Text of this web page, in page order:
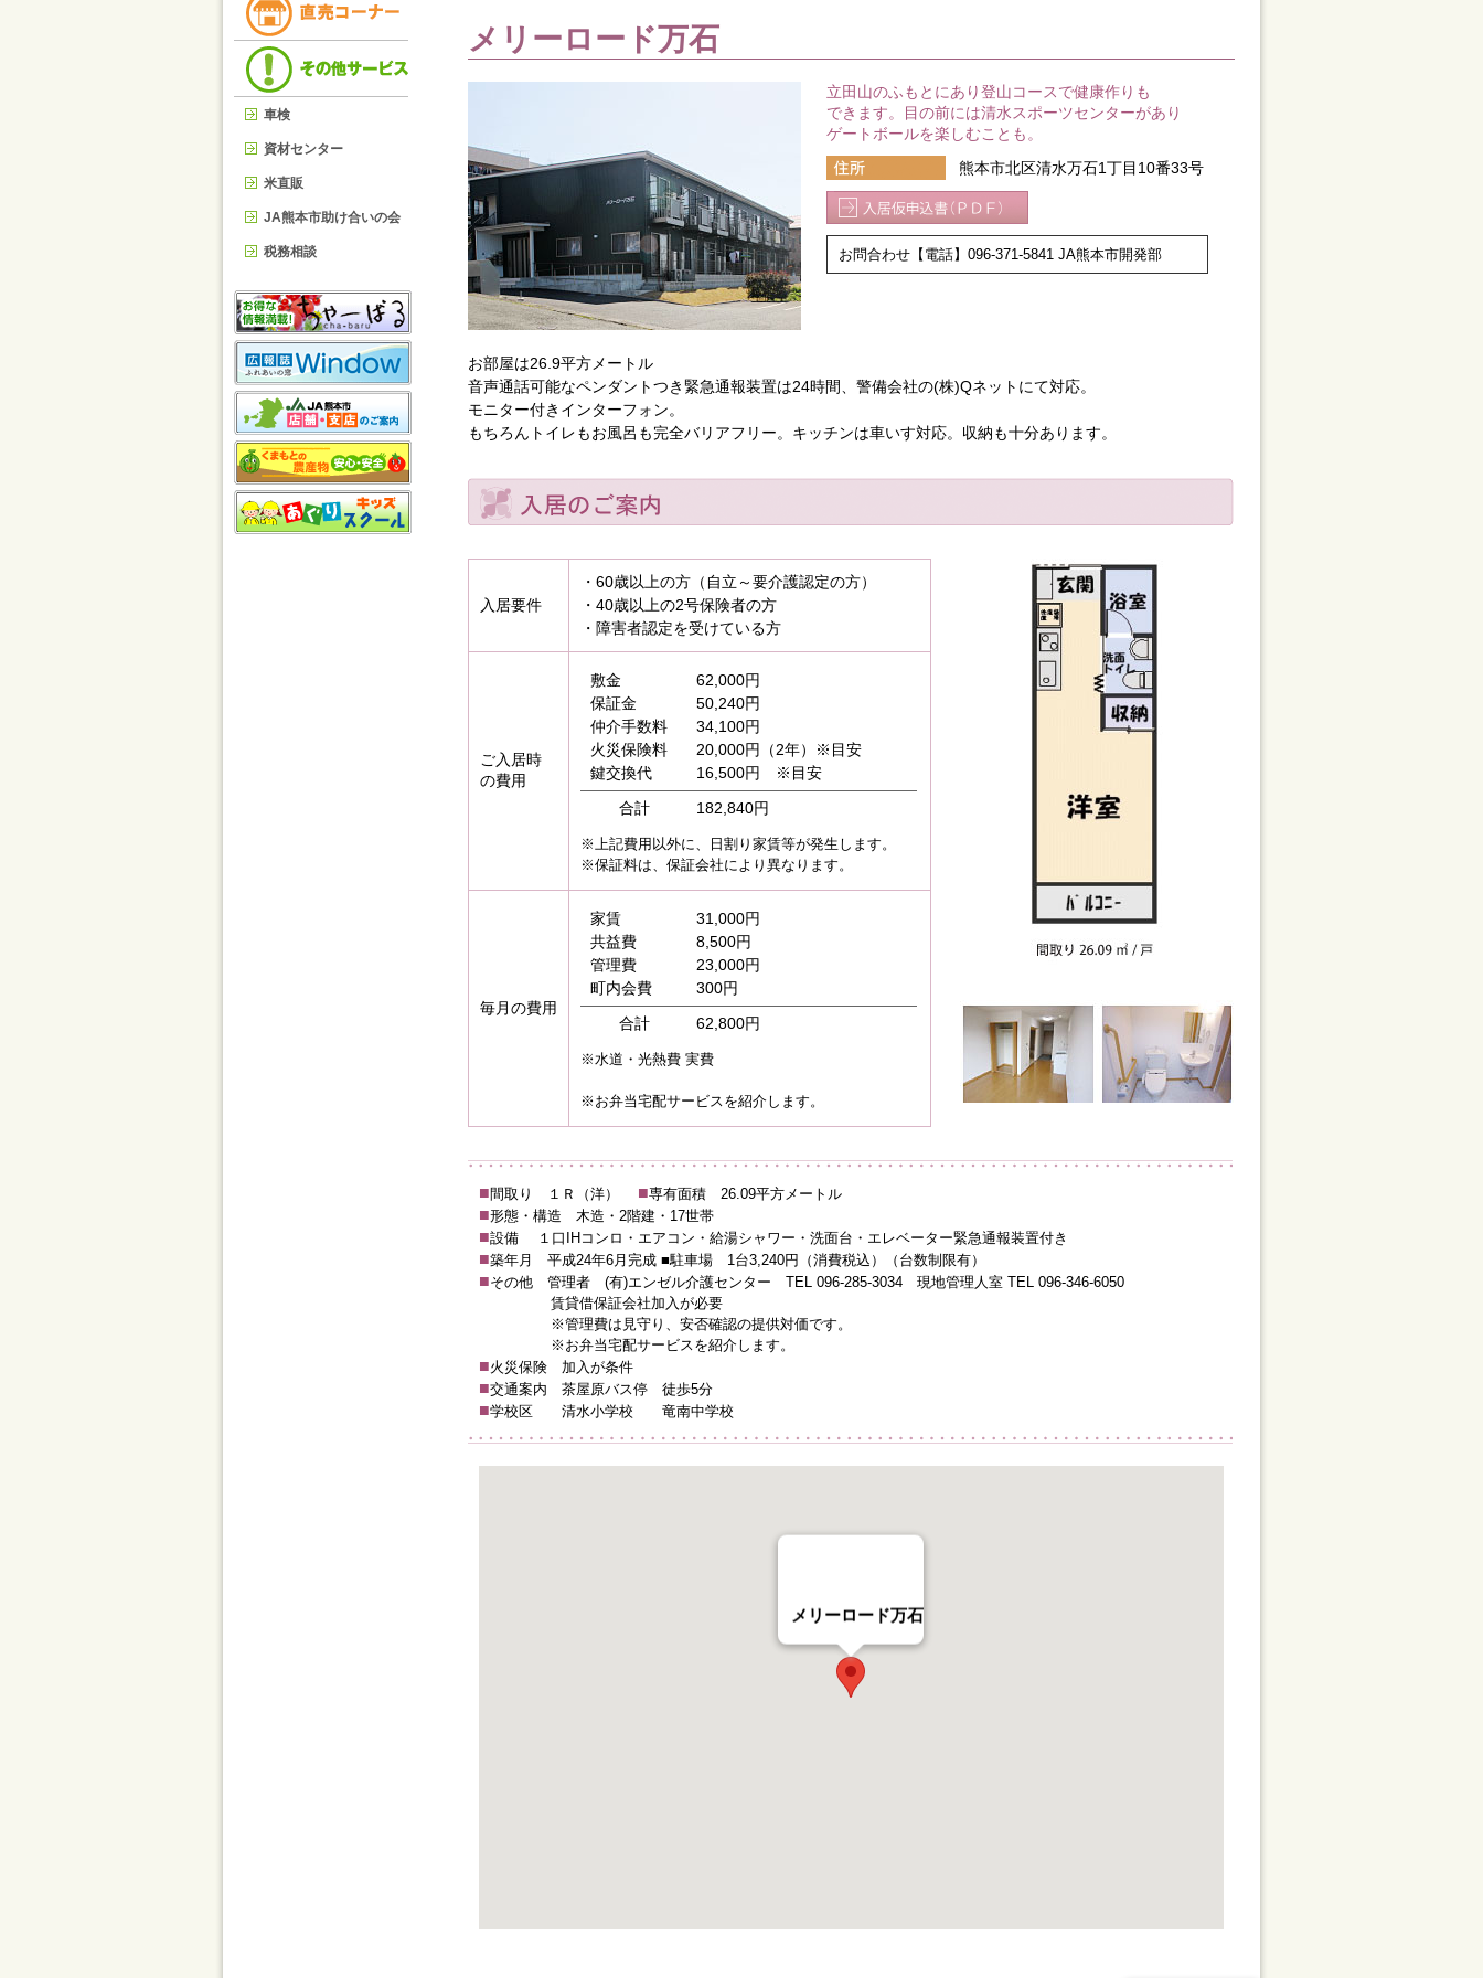
車検
資材センター
米直販
JA熊本市助け合いの会
税務相談
メリーロード万石
立田山のふもとにあり登山コースで健康作りも
できます。目の前には清水スポーツセンターがあり
ゲートボールを楽しむことも。
熊本市北区清水万石1丁目10番33号
お問合わせ【電話】096-371-5841 JA熊本市開発部
お部屋は26.9平方メートル
音声通話可能なペンダントつき緊急通報装置は24時間、警備会社の(株)Qネットにて対応。
モニター付きインターフォン。
もちろんトイレもお風呂も完全バリアフリー。キッチンは車いす対応。収納も十分あります。
入居要件
・60歳以上の方（自立～要介護認定の方）
・40歳以上の2号保険者の方
・障害者認定を受けている方
ご入居時
の費用
敷金
保証金
仲介手数料
火災保険料
鍵交換代
62,000円
50,240円
34,100円
20,000円（2年）※目安
16,500円 ※目安
合計
182,840円
※上記費用以外に、日割り家賃等が発生します。
※保証料は、保証会社により異なります。
毎月の費用
家賃
共益費
管理費
町内会費
31,000円
8,500円
23,000円
300円
合計
62,800円
※水道・光熱費 実費
※お弁当宅配サービスを紹介します。
■間取り １Ｒ（洋） ■専有面積 26.09平方メートル
■形態・構造 木造・2階建・17世帯
■設備 １口IHコンロ・エアコン・給湯シャワー・洗面台・エレベーター緊急通報装置付き
■築年月 平成24年6月完成 ■駐車場 1台3,240円（消費税込）（台数制限有）
■その他 管理者 (有)エンゼル介護センター TEL 096-285-3034 現地管理人室 TEL 096-346-6050
賃貸借保証会社加入が必要
※管理費は見守り、安否確認の提供対価です。
※お弁当宅配サービスを紹介します。
■火災保険 加入が条件
■交通案内 茶屋原バス停 徒歩5分
■学校区 清水小学校 竜南中学校
メリーロード万石